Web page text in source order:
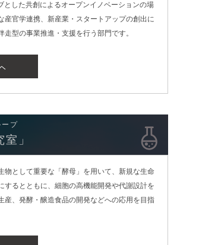
とした共創によるオープンイノベーションの場
産官学連携、新産業・スタートアップの創出に
型の事業推進・支援を行う部門です。
プ
室」
物として重要な「酵母」を用いて、新規な生命
するとともに、細胞の高機能開発や代謝設計を
産、発酵・醸造食品の開発などへの応用を目指